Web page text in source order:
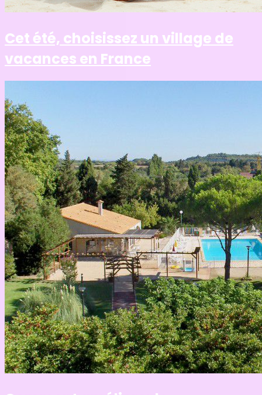
Cet été, choisissez un village de
vacances en France